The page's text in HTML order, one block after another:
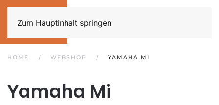
Zum Hauptinhalt springen
HOME WEBSHOP YAMAHA MI
Yamaha Mi